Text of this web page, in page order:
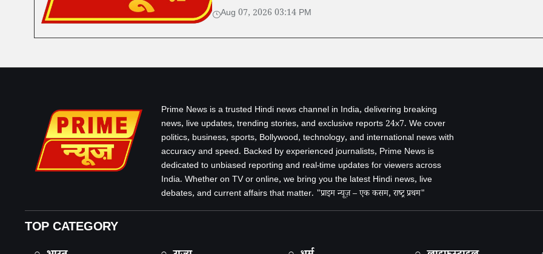
Aug 07, 2026 03:14 PM
Prime News is a trusted Hindi news channel in India, delivering breaking
news, live updates, trending stories, and exclusive reports 24x7. We cover
politics, business, sports, Bollywood, technology, and international news with
accuracy and speed. Backed by experienced journalists, Prime News is
dedicated to unbiased reporting and real-time updates for viewers across
India. Whether on TV or online, we bring you the latest Hindi news, live
debates, and current affairs that matter. "प्राइम न्यूज़ – एक कसम, राष्ट्र प्रथम"
TOP CATEGORY